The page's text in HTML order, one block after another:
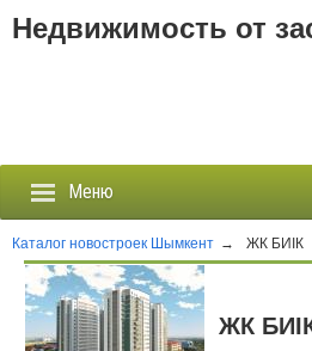
Недвижимость от
Меню
Застройщики
Каталог новостроек Шымкент → ЖК БИIК
ЖК